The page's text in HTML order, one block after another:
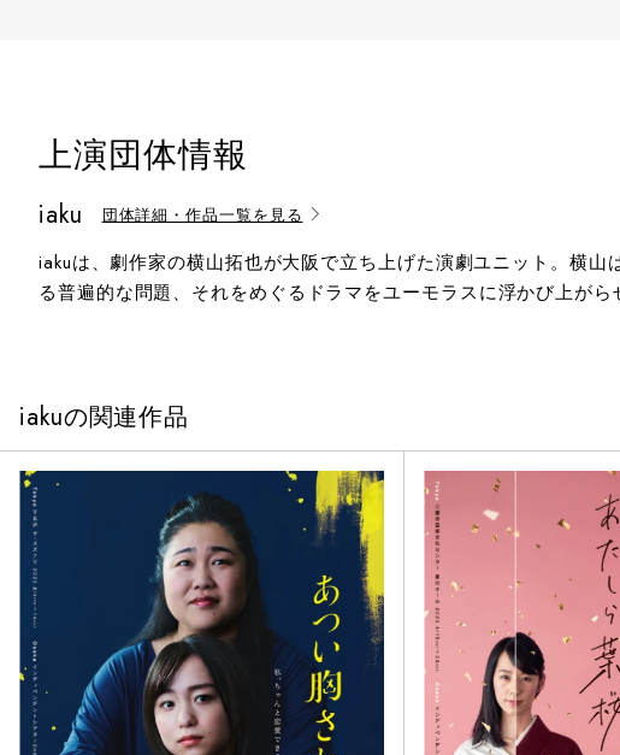
上演団体情報
iaku 団体詳細・作品一覧を見る
iakuは、劇作家の横山拓也が大阪で立ち上げた演劇ユニット。横
る普遍的な問題、それをめぐるドラマをユーモラスに浮かび上がら
iakuの関連作品